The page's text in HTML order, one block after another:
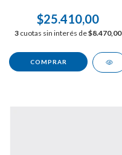
$25.410,00
3 cuotas sin interés de$8.470,00